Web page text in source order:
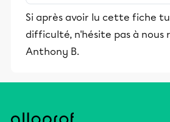
stimulants, Alloprof
et leurs parents dans
éducative.
Si après avoir lu cette fiche
difficulté, n'hésite pas à nous
Anthony B.